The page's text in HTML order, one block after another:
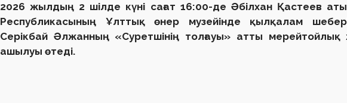
2026 жылдың 2 шілде күні сағат 16:00-де Әбілхан Қастеев
Республикасының Ұлттық өнер музейінде қылқалам
Серікбай Әлжанның «Суретшінің толғауы» атты мерейтойлық
ашылуы өтеді.